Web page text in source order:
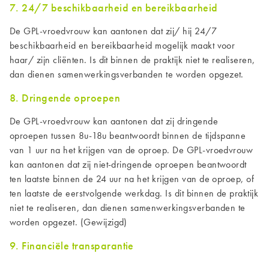
7. 24/7 beschikbaarheid en bereikbaarheid
De GPL-vroedvrouw kan aantonen dat zij/ hij 24/7
beschikbaarheid en bereikbaarheid mogelijk maakt voor
haar/ zijn cliënten. Is dit binnen de praktijk niet te realiseren,
dan dienen samenwerkingsverbanden te worden opgezet.
8. Dringende oproepen
DeGPL-vroedvrouw kan aantonen dat zij dringende
oproepentussen 8u-18u beantwoordt binnen de tijdspanne
van 1 uur na het krijgen van de oproep. De GPL-vroedvrouw
kan aantonen dat zij niet-dringende oproepen beantwoordt
ten laatste binnen de 24 uur na het krijgen van de oproep, of
ten laatste de eerstvolgende werkdag. Is dit binnen de praktijk
niet te realiseren, dan dienen samenwerkingsverbanden te
worden opgezet. (Gewijzigd)
9. Financiële transparantie